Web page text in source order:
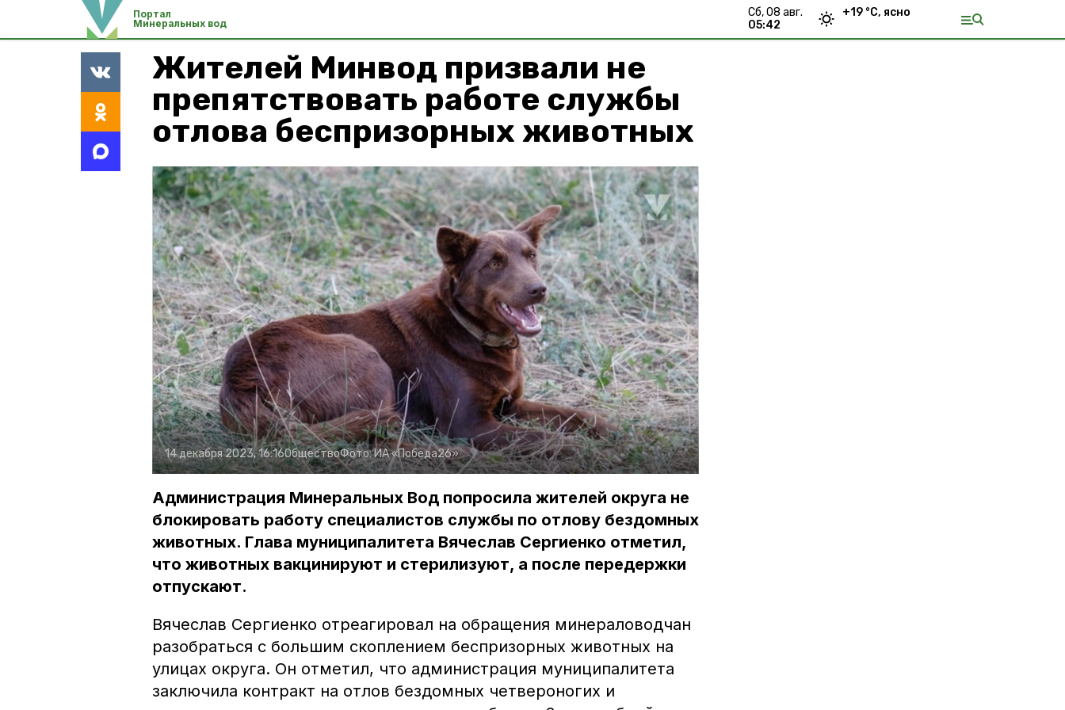
Портал
Минеральных вод
сб, 08 авг.
05:42
+19 °С, ясно
Жителей Минвод призвали не
препятствовать работе службы
отлова беспризорных животных
14 декабря 2023, 16:16ОбществоФото:ИА «Победа26»
Администрация Минеральных Вод попросила жителей округа не
блокировать работу специалистов службы по отлову бездомных
животных. Глава муниципалитета Вячеслав Сергиенко отметил,
что животных вакцинируют и стерилизуют, а после передержки
отпускают.
Вячеслав Сергиенко отреагировал на обращения минераловодчан
разобраться с большим скоплением беспризорных животных на
улицах округа. Он отметил, что администрация муниципалитета
заключила контракт на отлов бездомных четвероногих и